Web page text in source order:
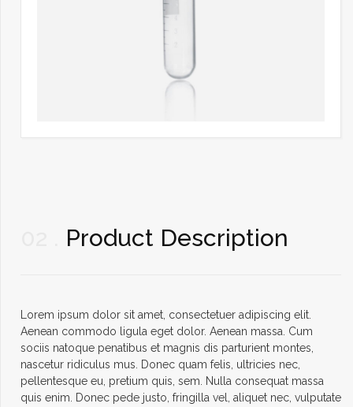
Product Description
Lorem ipsum dolor sit amet, consectetuer adipiscing elit.
Aenean commodo ligula eget dolor. Aenean massa. Cum
sociis natoque penatibus et magnis dis parturient montes,
nascetur ridiculus mus. Donec quam felis, ultricies nec,
pellentesque eu, pretium quis, sem. Nulla consequat massa
quis enim. Donec pede justo, fringilla vel, aliquet nec, vulputate